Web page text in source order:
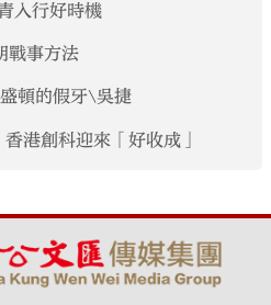
入行好時機
戰事方法
頓的假牙\吳捷
港創科迎來「好收成」